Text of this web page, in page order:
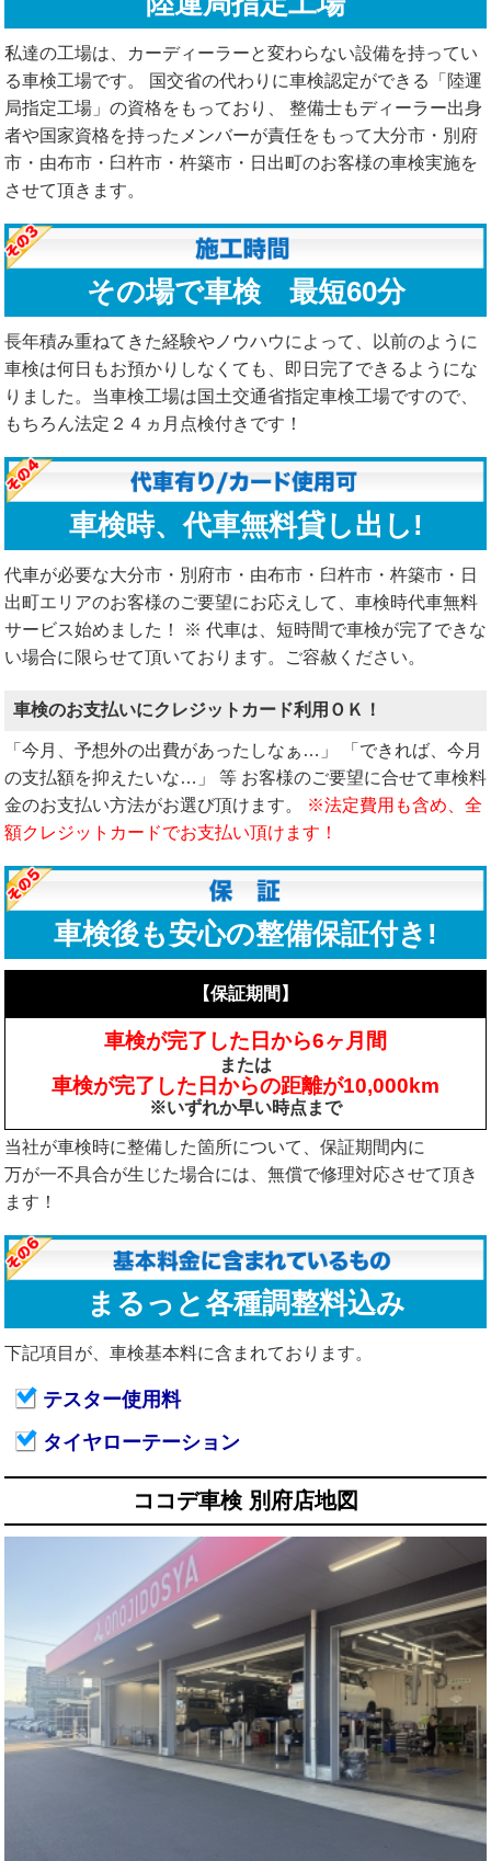
私達の工場は、カーディーラーと変わらない設備を持ってい
る車検工場です。 国交省の代わりに車検認定ができる「陸運
局指定工場」の資格をもっており、 整備士もディーラー出身
者や国家資格を持ったメンバーが責任をもって大分市・別府
市・由布市・臼杵市・杵築市・日出町のお客様の車検実施を
させて頂きます。
その場で車検 最短60分
長年積み重ねてきた経験やノウハウによって、以前のように
車検は何日もお預かりしなくても、即日完了できるようにな
りました。当車検工場は国土交通省指定車検工場ですので、
もちろん法定２４ヵ月点検付きです！
車検時、代車無料貸し出し!
代車が必要な大分市・別府市・由布市・臼杵市・杵築市・日
出町エリアのお客様のご要望にお応えして、車検時代車無料
サービス始めました！ ※ 代車は、短時間で車検が完了できな
い場合に限らせて頂いております。ご容赦ください。
車検のお支払いにクレジットカード利用ＯＫ！
「今月、予想外の出費があったしなぁ…」 「できれば、今月
の支払額を抑えたいな…」 等 お客様のご要望に合せて車検料
金のお支払い方法がお選び頂けます。
※法定費用も含め、全
額クレジットカードでお支払い頂けます！
車検後も安心の整備保証付き!
【保証期間】
車検が完了した日から6ヶ月間
または
車検が完了した日からの距離が10,000km
※いずれか早い時点まで
当社が車検時に整備した箇所について、保証期間内に
万が一不具合が生じた場合には、無償で修理対応させて頂き
ます！
まるっと各種調整料込み
下記項目が、車検基本料に含まれております。
テスター使用料
タイヤローテーション
ココデ車検 別府店地図